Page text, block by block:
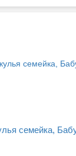
семейка,